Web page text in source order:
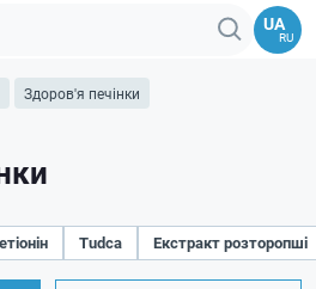
UA
RU
Здоров'я печінки
Tudca Екстракт розторопші